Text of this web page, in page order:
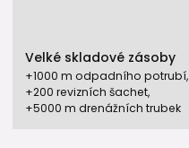
Velké skladové zásoby
+1000 m odpadního potrubí,
+200 revizních šachet,
+5000 m drenážních trubek